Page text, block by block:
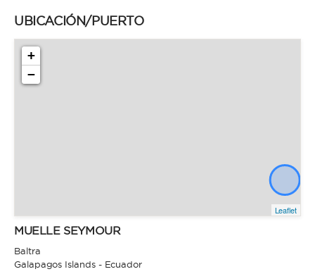
UBICACIÓN/PUERTO
+
−
Leaflet
MUELLE SEYMOUR
Baltra
Galapagos Islands - Ecuador